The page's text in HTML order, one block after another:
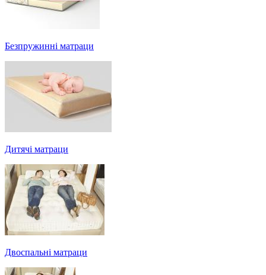
Безпружинні матраци
Дитячі матраци
Двоспальні матраци